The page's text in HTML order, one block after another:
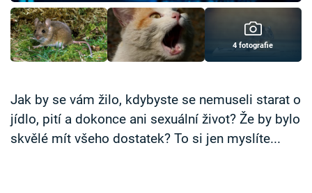
Přihlášení
Sledujte nás
4 fotografie
Jak by se vám žilo, kdybyste se nemuseli starat o
jídlo, pití a dokonce ani sexuální život? Že by bylo
skvělé mít všeho dostatek? To si jen myslíte...